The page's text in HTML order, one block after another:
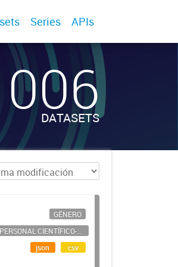
Series APIs
006
DATASETS
GÉNERO
PERSONAL CIENTÍFICO-TECNOLÓGICO
json
csv